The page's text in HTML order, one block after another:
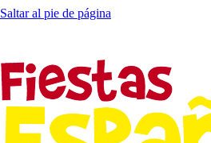
Saltar al pie de página